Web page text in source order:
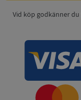
Vid köp godkänner du